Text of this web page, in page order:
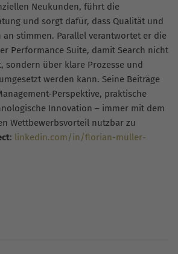
Neukunden, führt die
und sorgt dafür, dass Qualität und
an stimmen. Parallel verantwortet er die
Performance Suite, damit Search nicht
sondern über klare Prozesse und
werden kann. Seine Beiträge
Perspektive, praktische
Innovation – immer mit dem
Wettbewerbsvorteil nutzbar zu
: linkedin.com/in/florian-müller-